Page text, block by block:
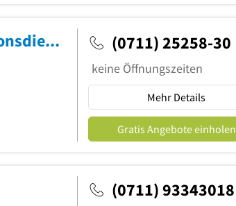
O2 Shop Stuttgart Feuerbach Telekommunikationsdienstleistungen (0711) 25258-30
keine Öffnungszeiten
Mehr Details
Gratis Angebote einholen
(0711) 93343018